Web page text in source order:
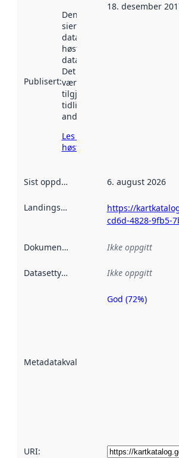
Publisert:
Denne datoen
sier når
datasettet ble
høstet av
data.norge.no.
Det kan ha
vært
tilgjengelig
tidligere
andre steder.
Les mer om
høsting her
18. desember
Sist oppdatert 6. august 2026
Landingsside
https://
cd6d-4828-9fb5-
Dokumentasjon Ikke oppgitt
Datasettype Ikke oppgitt
Metadatakvalitet
Metadatakvalitet
God (72%)
URI: